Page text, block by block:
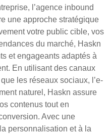
l’agence inbound
une approche stratégique
votre public cible, vos
du marché, Haskn
et engageants adaptés à
En utilisant des canaux
les réseaux sociaux, l’e-
naturel, Haskn assure
contenus tout en
Avec une
personnalisation et à la